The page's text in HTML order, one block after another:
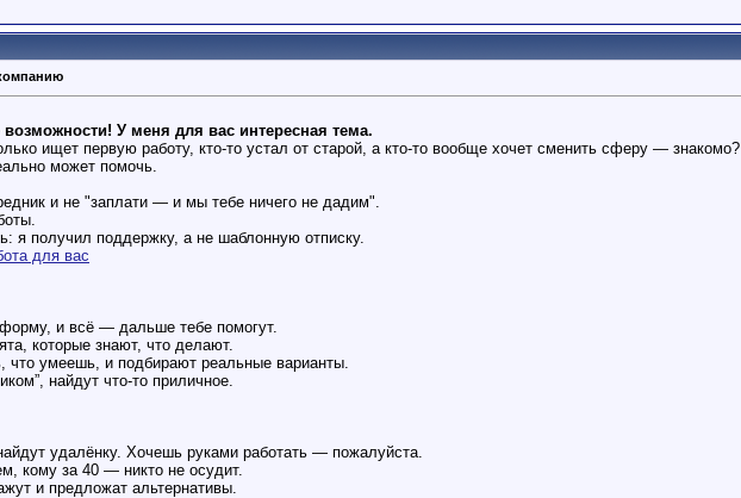
У меня для вас интересная тема.
ищет первую работу, кто-то устал от старой, а кто-то вообще хочет сменить сферу — знакомо?
может помочь.
и не "заплати — и мы тебе ничего не дадим".
я получил поддержку, а не шаблонную отписку.
для вас
и всё — дальше тебе помогут.
которые знают, что делают.
что умеешь, и подбирают реальные варианты.
найдут что-то приличное.
удалёнку. Хочешь руками работать — пожалуйста.
кому за 40 — никто не осудит.
и предложат альтернативы.